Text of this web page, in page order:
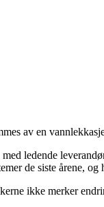
av en
ledende
de siste årene,
ikke merker